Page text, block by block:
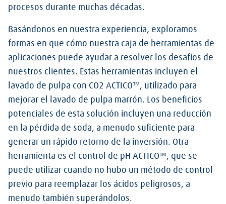
procesos durante muchas décadas.
Basándonos en nuestra experiencia, exploramos
formas en que cómo nuestra caja de herramientas de
aplicaciones puede ayudar a resolver los desafíos de
nuestros clientes. Estas herramientas incluyen el
lavado de pulpa con CO2 ACTICO™, utilizado para
mejorar el lavado de pulpa marrón. Los beneficios
potenciales de esta solución incluyen una reducción
en la pérdida de soda, a menudo suficiente para
generar un rápido retorno de la inversión. Otra
herramienta es el control de pH ACTICO™, que se
puede utilizar cuando no hubo un método de control
previo para reemplazar los ácidos peligrosos, a
menudo también superándolos.